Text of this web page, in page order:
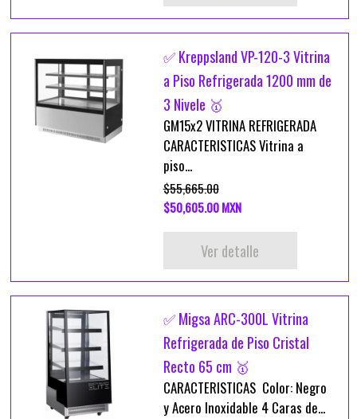
✅ Kreppsland VP-120-3 Vitrina
a Piso Refrigerada 1200 mm de
3 Nivele 🥇
GM15x2 VITRINA REFRIGERADA
CARACTERISTICAS Vitrina a
piso...
$55,665.00
$50,605.00 MXN
Ver detalle
✅ Migsa ARC-300L Vitrina
Refrigerada de Piso Cristal
Recto 65 cm 🥇
CARACTERISTICAS Color: Negro
y Acero Inoxidable 4 Caras de...